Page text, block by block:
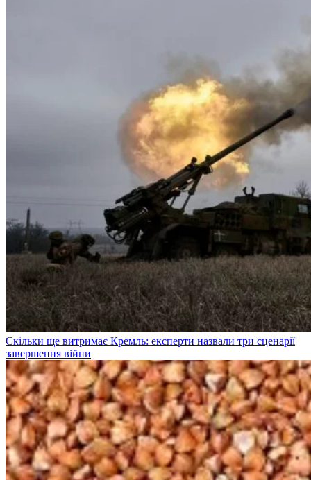
Скільки ще витримає Кремль: експерти назвали три сценарії
завершення війни